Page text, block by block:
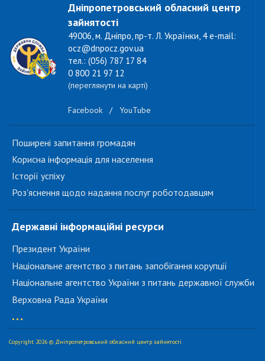
Дніпропетровський обласний центр
зайнятості
49006, м. Дніпро, пр-т. Л. Українки, 4 e-mail:
ocz@dnpocz.gov.ua
тел.: (056) 787 17 84
0 800 21 97 12
(переглянути на карті)
Facebook / YouTube
Поширені запитання громадян
Корисна інформація для населення
Історії успіху
Роз'яснення щодо надання послуг роботодавцям
Державні інформаційні ресурси
Президент України
Національне агентство з питань запобігання корупції
Національне агентство України з питань державної служби
Верховна Рада України
...
Copyright 2026 © Дніпропетровський обласний центр зайнятості